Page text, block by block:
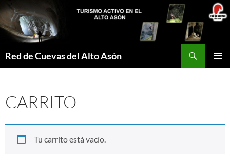
Saltar
contenido
Red de Cuevas del Alto Asón
CARRITO
Tu carrito está vacío.